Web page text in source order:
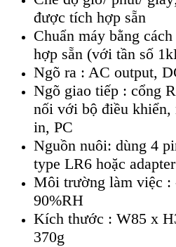
được tích hợp sẵn
Chuẩn máy bằng
hợp sẵn (với tần số
Ngõ ra : AC output,
Ngõ giao tiếp : cổng
nối với bộ điều
in, PC
Nguồn nuôi: dùng 4
type LR6 hoặc
Môi trường làm việc
90%RH
Kích thước : W85 x
370g